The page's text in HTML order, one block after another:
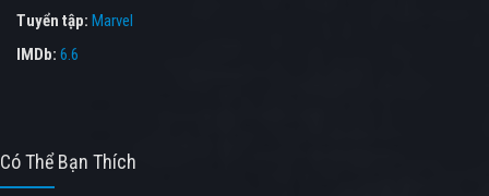
Tuyển tập: Marvel
IMDb: 6.6
Có Thể Bạn Thích